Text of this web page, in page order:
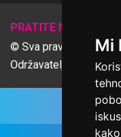
Mi
PRATITE NAS
© Sva prava pridržana
Održavatelj Netcom